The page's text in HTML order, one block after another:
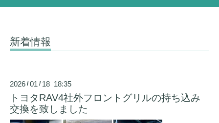
新着情報
2026 /01 / 18 18:35
トヨタRAV4社外フロントグリルの持ち込み
交換を致しました